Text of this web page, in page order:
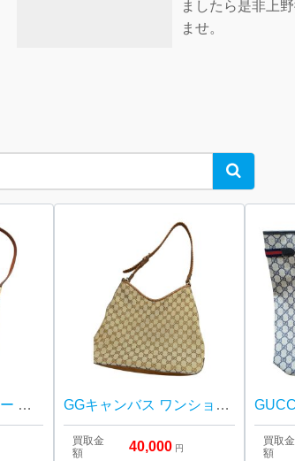
ましたら是非上
ませ。
Search
GGキャンバス×レザー アビー Dリング ショルダーバッグをお買取りいたしました！ GGキャンバス ワンショルダーバッグをお買取りいたしました！
買取金
額
40,000 円
買取金
額